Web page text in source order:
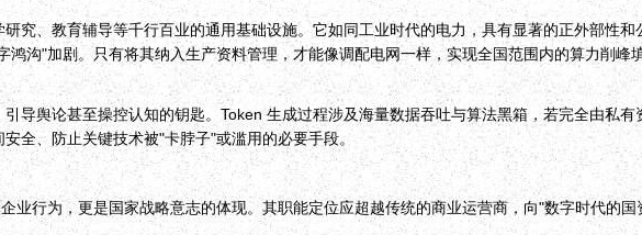
究、教育辅导等千行百业的通用基础设施。它如同工业时代的电力，具有显著的正外部性
沟"加剧。只有将其纳入生产资料管理，才能像调配电网一样，实现全国范围内的算力削峰
导舆论甚至操控认知的钥匙。Token 生成过程涉及海量数据吞吐与算法黑箱，若完全由私
全、防止关键技术被"卡脖子"或滥用的必要手段。
业行为，更是国家战略意志的体现。其职能定位应超越传统的商业运营商，向"数字时代的